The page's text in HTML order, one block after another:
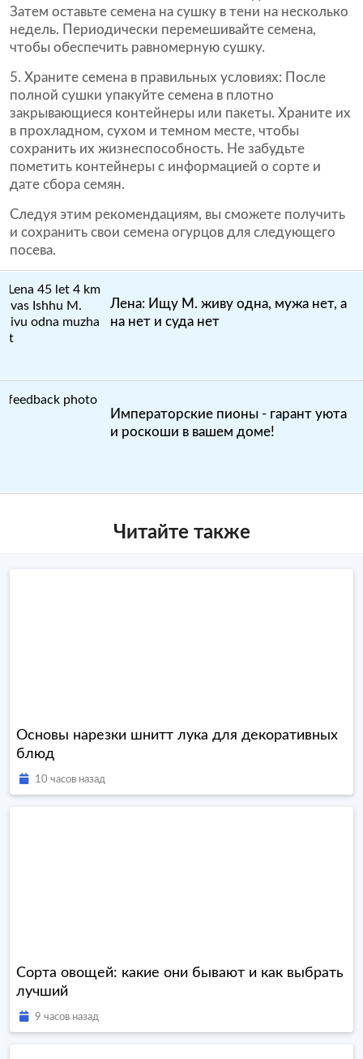
Затем оставьте семена на сушку в тени на несколько
недель. Периодически перемешивайте семена,
чтобы обеспечить равномерную сушку.
5. Храните семена в правильных условиях: После
полной сушки упакуйте семена в плотно
закрывающиеся контейнеры или пакеты. Храните их
в прохладном, сухом и темном месте, чтобы
сохранить их жизнеспособность. Не забудьте
пометить контейнеры с информацией о сорте и
дате сбора семян.
Следуя этим рекомендациям, вы сможете получить
и сохранить свои семена огурцов для следующего
посева.
Лена: Ищу М. живу одна, мужа нет, а
на нет и суда нет
Императорские пионы - гарант уюта
и роскоши в вашем доме!
Читайте также
Основы нарезки шнитт лука для декоративных
блюд
10 часов назад
Сорта овощей: какие они бывают и как выбрать
лучший
9 часов назад